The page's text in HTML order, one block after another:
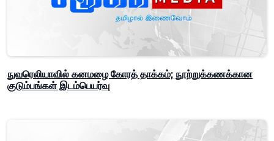
நுவரெலியாவில் கனமழை கோரத் தாக்கம்; நூற்றுக்கணக்கான
குடும்பங்கள் இடம்பெயர்வு